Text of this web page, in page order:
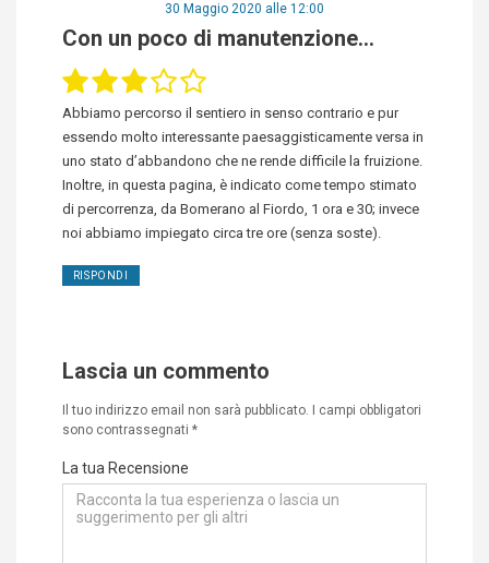
30 Maggio 2020 alle 12:00
Con un poco di manutenzione...
Abbiamo percorso il sentiero in senso contrario e pur
essendo molto interessante paesaggisticamente versa in
uno stato d’abbandono che ne rende difficile la fruizione.
Inoltre, in questa pagina, è indicato come tempo stimato
di percorrenza, da Bomerano al Fiordo, 1 ora e 30; invece
noi abbiamo impiegato circa tre ore (senza soste).
RISPONDI
Lascia un commento
Il tuo indirizzo email non sarà pubblicato.
I campi obbligatori
sono contrassegnati *
La tua Recensione